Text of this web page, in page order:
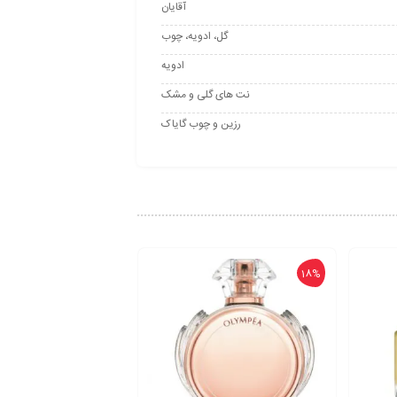
آقایان
گل، ادویه، چوب
ادویه
نت های گلی و مشک
رزین و چوب گایاک
18%